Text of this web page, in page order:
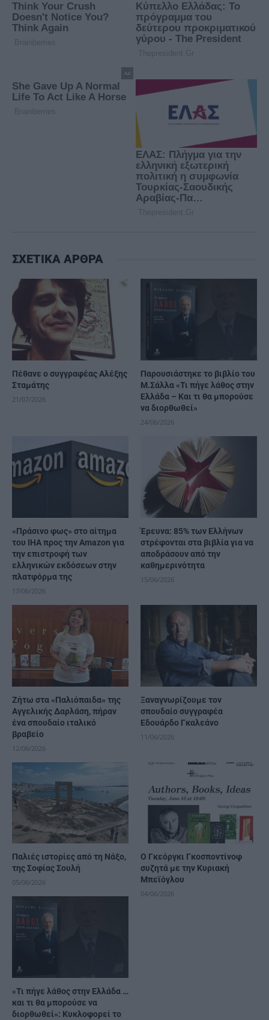
ΣΧΕΤΙΚΑ ΑΡΘΡΑ
Πέθανε ο συγγραφέας Αλέξης
Σταμάτης
21/07/2026
Παρουσιάστηκε το βιβλίο του
Μ.Σάλλα «Τι πήγε λάθος στην
Ελλάδα – Και τι θα μπορούσε
να διορθωθεί»
24/06/2026
«Πράσινο φως» στο αίτημα
του IHA προς την Amazon για
την επιστροφή των
ελληνικών εκδόσεων στην
πλατφόρμα της
17/06/2026
Έρευνα: 85% των Ελλήνων
στρέφονται στα βιβλία για να
αποδράσουν από την
καθημερινότητα
15/06/2026
Ζήτω στα «Παλιόπαιδα» της
Αγγελικής Δαρλάση, πήραν
ένα σπουδαίο ιταλικό
βραβείο
12/06/2026
Ξαναγνωρίζουμε τον
σπουδαίο συγγραφέα
Εδουάρδο Γκαλεάνο
11/06/2026
Παλιές ιστορίες από τη Νάξο,
της Σοφίας Σουλή
05/06/2026
Ο Γκεόργκι Γκοσποντίνοφ
συζητά με την Κυριακή
Μπεϊόγλου
04/06/2026
«Τι πήγε λάθος στην Ελλάδα …
και τι θα μπορούσε να
διορθωθεί»: Κυκλοφορεί το